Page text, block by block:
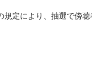
定により、抽選で傍聴